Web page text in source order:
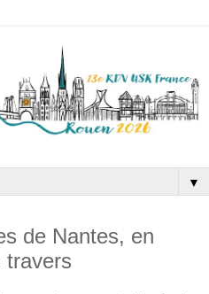
▼
de Nantes, en
travers